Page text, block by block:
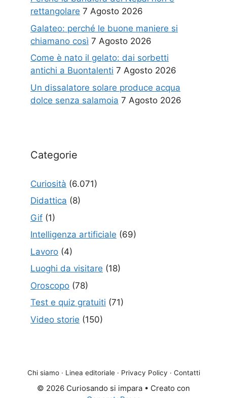
rettangolare 7 Agosto 2026
Galateo: perché le buone maniere si
chiamano così 7 Agosto 2026
Come è nato il gelato: dai sorbetti
antichi a Buontalenti 7 Agosto 2026
Un dissalatore solare produce acqua
dolce senza salamoia 7 Agosto 2026
Categorie
Curiosità (6.071)
Didattica (8)
Gif (1)
Intelligenza artificiale (69)
Lavoro (4)
Luoghi da visitare (18)
Oroscopo (78)
Test e quiz gratuiti (71)
Video storie (150)
Chi siamo · Linea editoriale · Privacy Policy · Contatti
© 2026 Curiosando si impara • Creato con